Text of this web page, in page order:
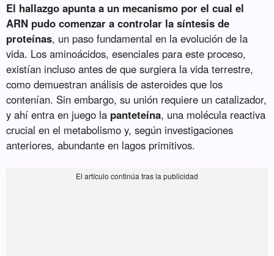
El hallazgo apunta a un mecanismo por el cual el
ARN pudo comenzar a controlar la síntesis de
proteínas, un paso fundamental en la evolución de la
vida. Los aminoácidos, esenciales para este proceso,
existían incluso antes de que surgiera la vida terrestre,
como demuestran análisis de asteroides que los
contenían. Sin embargo, su unión requiere un catalizador,
y ahí entra en juego la panteteína, una molécula reactiva
crucial en el metabolismo y, según investigaciones
anteriores, abundante en lagos primitivos.